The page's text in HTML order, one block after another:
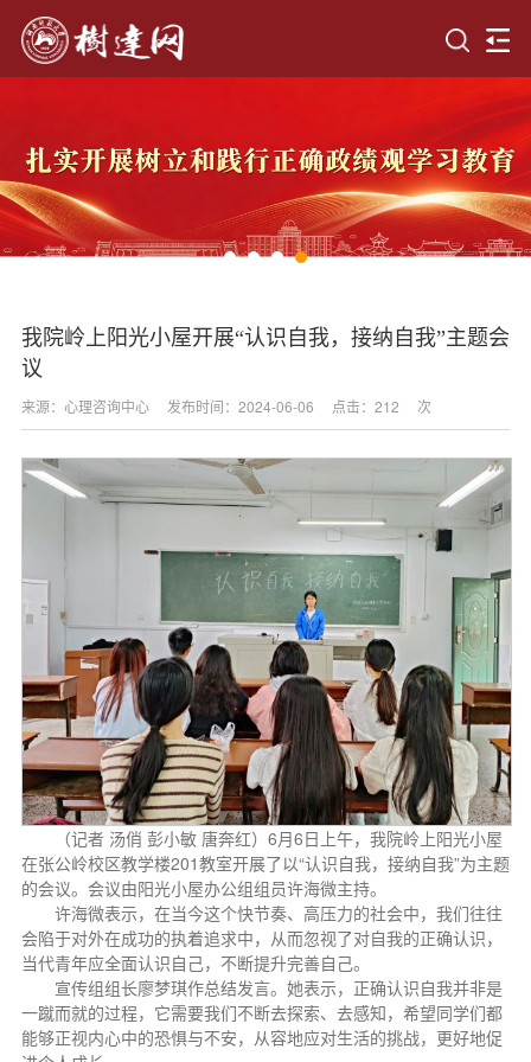
我院岭上阳光小屋开展“认识自我，接纳自我”主题会
议
来源：心理咨询中心 发布时间：2024-06-06 点击： 212 次
（记者 汤俏 彭小敏 唐奔红）6月6日上午，我院岭上阳光小屋
在张公岭校区教学楼201教室开展了以“认识自我，接纳自我”为主题
的会议。会议由阳光小屋办公组组员许海微主持。
许海微表示，在当今这个快节奏、高压力的社会中，我们往往
会陷于对外在成功的执着追求中，从而忽视了对自我的正确认识，
当代青年应全面认识自己，不断提升完善自己。
宣传组组长廖梦琪作总结发言。她表示，正确认识自我并非是
一蹴而就的过程，它需要我们不断去探索、去感知，希望同学们都
能够正视内心中的恐惧与不安，从容地应对生活的挑战，更好地促